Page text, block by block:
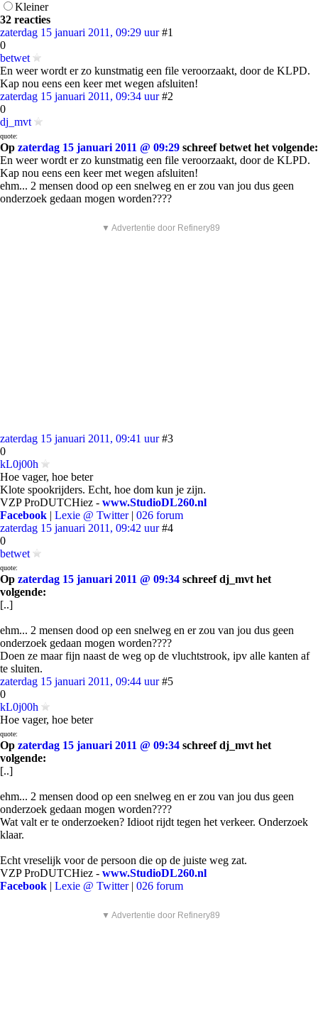
Kleiner
32 reacties
zaterdag 15 januari 2011, 09:29 uur #1
0
betwet
En weer wordt er zo kunstmatig een file veroorzaakt, door de KLPD.
Kap nou eens een keer met wegen afsluiten!
zaterdag 15 januari 2011, 09:34 uur #2
0
dj_mvt
quote:
Op zaterdag 15 januari 2011 @ 09:29 schreef betwet het volgende:
En weer wordt er zo kunstmatig een file veroorzaakt, door de KLPD.
Kap nou eens een keer met wegen afsluiten!
ehm... 2 mensen dood op een snelweg en er zou van jou dus geen
onderzoek gedaan mogen worden????
▼ Advertentie door Refinery89
zaterdag 15 januari 2011, 09:41 uur #3
0
kL0j00h
Hoe vager, hoe beter
Klote spookrijders. Echt, hoe dom kun je zijn.
VZP ProDUTCHiez - www.StudioDL260.nl
Facebook | Lexie @ Twitter| 026 forum
zaterdag 15 januari 2011, 09:42 uur #4
0
betwet
quote:
Op zaterdag 15 januari 2011 @ 09:34 schreef dj_mvt het
volgende:
[..]
ehm... 2 mensen dood op een snelweg en er zou van jou dus geen
onderzoek gedaan mogen worden????
Doen ze maar fijn naast de weg op de vluchtstrook, ipv alle kanten af
te sluiten.
zaterdag 15 januari 2011, 09:44 uur #5
0
kL0j00h
Hoe vager, hoe beter
quote:
Op zaterdag 15 januari 2011 @ 09:34 schreef dj_mvt het
volgende:
[..]
ehm... 2 mensen dood op een snelweg en er zou van jou dus geen
onderzoek gedaan mogen worden????
Wat valt er te onderzoeken? Idioot rijdt tegen het verkeer. Onderzoek
klaar.
Echt vreselijk voor de persoon die op de juiste weg zat.
VZP ProDUTCHiez - www.StudioDL260.nl
Facebook | Lexie @ Twitter| 026 forum
▼ Advertentie door Refinery89